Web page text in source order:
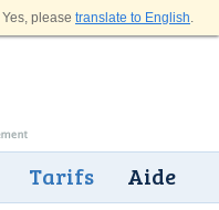
Yes, please translate to English.
Tarifs Aide